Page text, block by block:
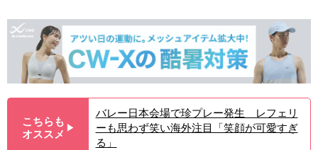
こちらも
オススメ ▶︎
バレー日本会場で珍プレー発生 レフェリ
ーも思わず笑い海外注目「笑顔が可愛すぎ
る」